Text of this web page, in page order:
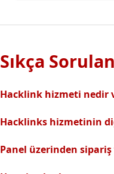
Sıkça
Hacklink hizmeti nedir
backlinklerle sitenizin
sıralamalarınız hızlıca
Hacklinks hizmetinin
riski olmadan, en
Profesyonel ekibimizle
Panel üzerinden
Hacklinks paneli